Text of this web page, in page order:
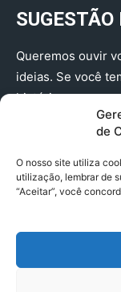
de
O nosso site utiliza
utilização, lembrar de
“Aceitar”, você
Queremos ouvir
ideias. Se você
história que
(91) 98224 -
© 2025 A
Trav. Quintino